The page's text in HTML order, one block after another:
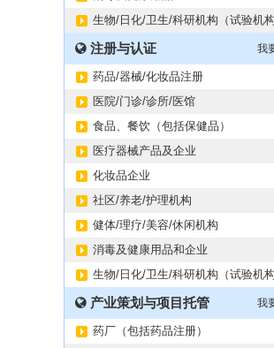
生物/日化/卫生/科研机构（试验机构
我
注册与认证
药品/器械/化妆品注册
医院/门诊/诊所/医馆
食品、餐饮（包括保健品）
医疗器械产品及企业
化妆品企业
社区/养老/护理机构
健体/理疗/美容/休闲机构
消毒及健康用品和企业
生物/日化/卫生/科研机构（试验机构
我
产业策划与项目托管
药厂（包括药品注册）